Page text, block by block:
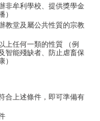
非牟利學校、提供獎學金
）
教堂及屬公共性質的宗教
上任何一類的性質 （例
智能殘缺者、防止虐畜保
）
合上述條件，即可準備有